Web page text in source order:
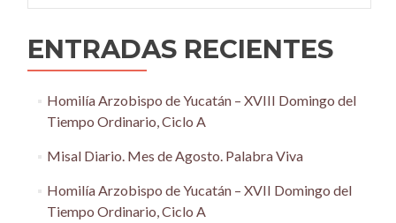
ENTRADAS RECIENTES
Homilía Arzobispo de Yucatán – XVIII Domingo del
Tiempo Ordinario, Ciclo A
Misal Diario. Mes de Agosto. Palabra Viva
Homilía Arzobispo de Yucatán – XVII Domingo del
Tiempo Ordinario, Ciclo A